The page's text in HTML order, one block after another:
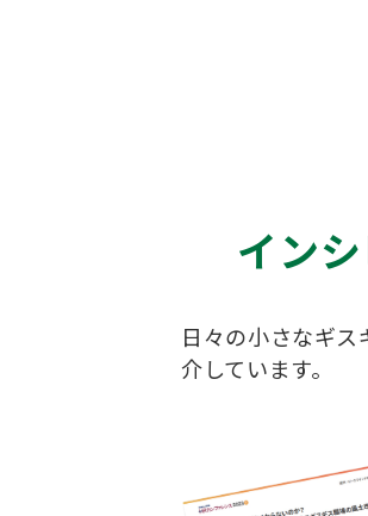
イン
日々の小さなギ
介しています。